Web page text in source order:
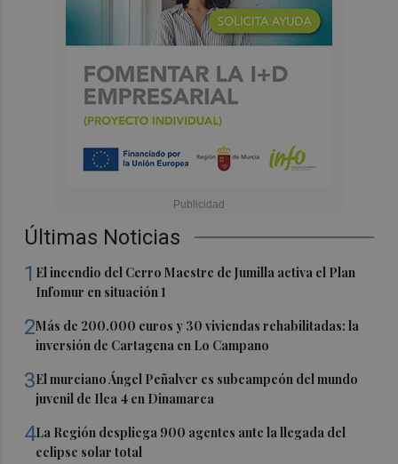
Últimas Noticias
1 El incendio del Cerro Maestre de Jumilla activa el Plan
Infomur en situación 1
2Más de 200.000 euros y 30 viviendas rehabilitadas: la
inversión de Cartagena en Lo Campano
3El murciano Ángel Peñalver es subcampeón del mundo
juvenil de Ilca 4 en Dinamarca
4La Región despliega 900 agentes ante la llegada del
eclipse solar total